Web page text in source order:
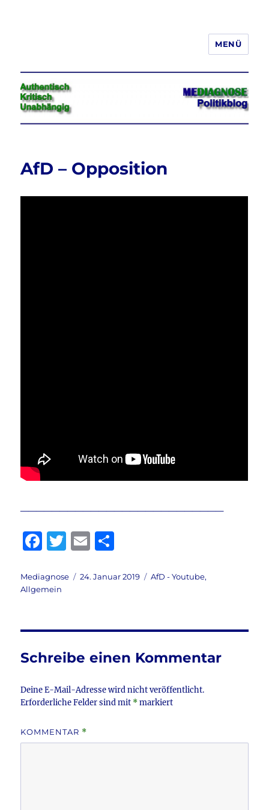
Jeder hat das Recht, seine
Meinung in Wort, Schrift und Bild
frei zu äußern und zu verbreiten
MENÜ
AfD – Opposition
F
c
e
o
o
T
it
E
ai le
Autor
Mediagnose
Veröffentlicht
24. Januar 2019 Kategorien
AfD - Youtube,
Allgemein
Schreibe einen Kommentar
Deine E-Mail-Adresse wird nicht veröffentlicht.
Erforderliche Felder sind mit *markiert
KOMMENTAR *